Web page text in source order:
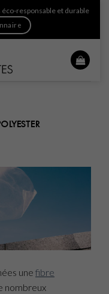
responsable et durable
une fibre
nombreux